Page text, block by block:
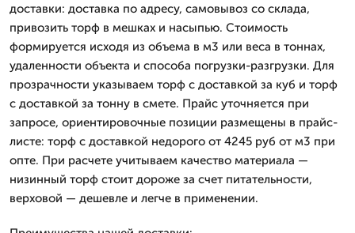
доставки: доставка по адресу, самовывоз со склада,
привозить торф в мешках и насыпью. Стоимость
формируется исходя из объема в м3 или веса в тоннах,
удаленности объекта и способа погрузки-разгрузки. Для
прозрачности указываем торф с доставкой за куб и торф
с доставкой за тонну в смете. Прайс уточняется при
запросе, ориентировочные позиции размещены в прайс-
листе: торф с доставкой недорого от 4245 руб от м3 при
опте. При расчете учитываем качество материала —
низинный торф стоит дороже за счет питательности,
верховой — дешевле и легче в применении.